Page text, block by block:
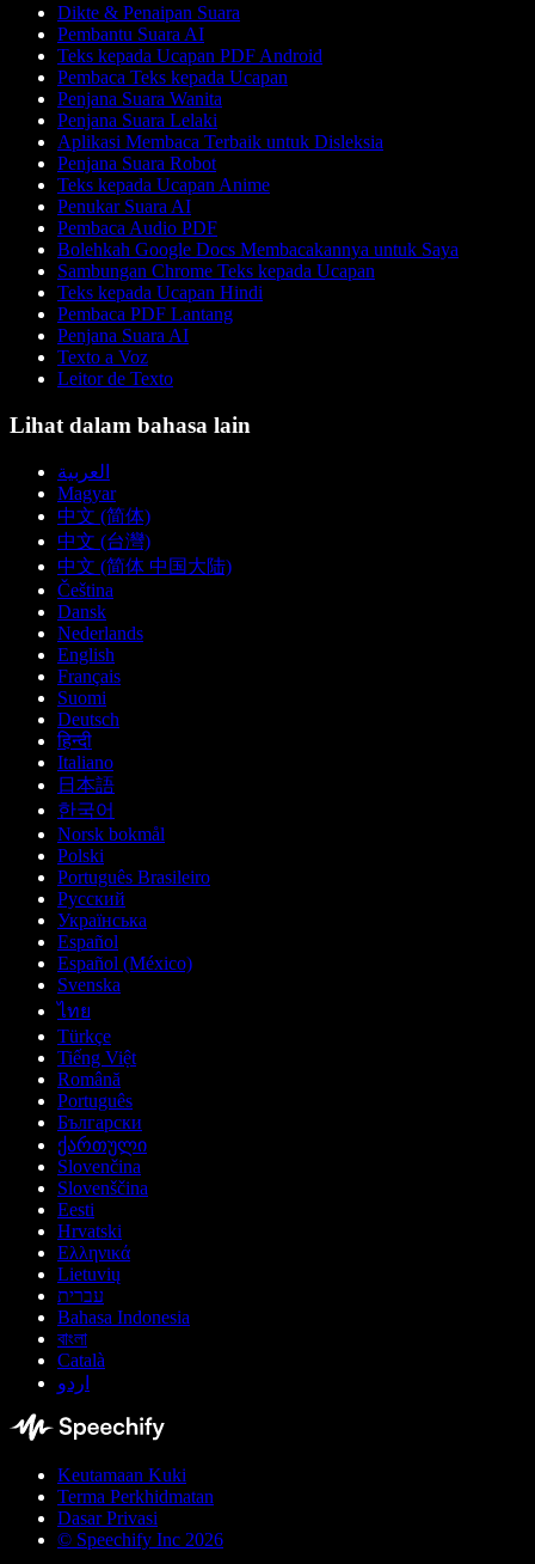
Dikte & Penaipan Suara
Pembantu Suara AI
Teks kepada Ucapan PDF Android
Pembaca Teks kepada Ucapan
Penjana Suara Wanita
Penjana Suara Lelaki
Aplikasi Membaca Terbaik untuk Disleksia
Penjana Suara Robot
Teks kepada Ucapan Anime
Penukar Suara AI
Pembaca Audio PDF
Bolehkah Google Docs Membacakannya untuk Saya
Sambungan Chrome Teks kepada Ucapan
Teks kepada Ucapan Hindi
Pembaca PDF Lantang
Penjana Suara AI
Texto a Voz
Leitor de Texto
Lihat dalam bahasa lain
العربية
Magyar
中文 (简体)
中文 (台灣)
中文 (简体 中国大陆)
Čeština
Dansk
Nederlands
English
Français
Suomi
Deutsch
हिन्दी
Italiano
日本語
한국어
Norsk bokmål
Polski
Português Brasileiro
Русский
Українська
Español
Español (México)
Svenska
ไทย
Türkçe
Tiếng Việt
Română
Português
Български
ქართული
Slovenčina
Slovenščina
Eesti
Hrvatski
Ελληνικά
Lietuvių
עברית
Bahasa Indonesia
বাংলা
Català
اردو
Keutamaan Kuki
Terma Perkhidmatan
Dasar Privasi
© Speechify Inc 2026